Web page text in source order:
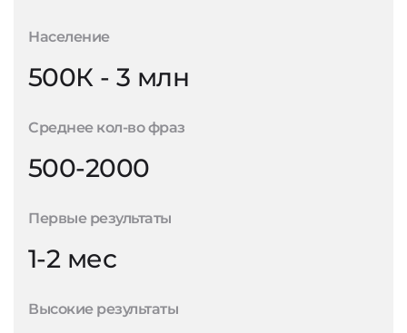
Население
500К - 3 млн
Среднее кол-во фраз
500-2000
Первые результаты
1-2 мес
Высокие результаты